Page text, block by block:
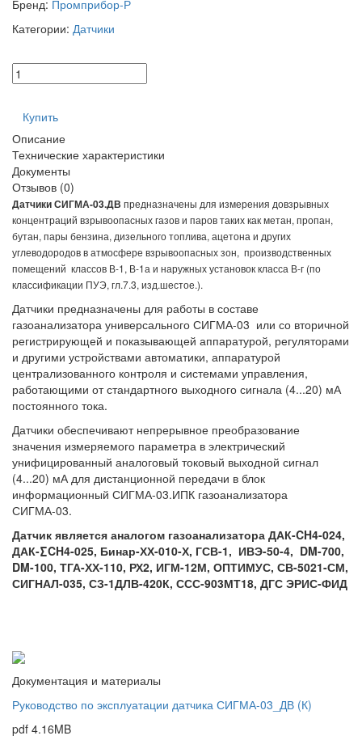
Бренд: Промприбор-Р
Категории: Датчики
Купить
Описание
Технические характеристики
Документы
Отзывов (0)
Датчики СИГМА-03.ДВ предназначены для измерения довзрывных
концентраций взрывоопасных газов и паров таких как метан, пропан,
бутан, пары бензина, дизельного топлива, ацетона и других
углеводородов в атмосфере взрывоопасных зон, производственных
помещений классов В-1, В-1а и наружных установок класса В-г (по
классификации ПУЭ, гл.7.3, изд.шестое.).
Датчики предназначены для работы в составе
газоанализатора универсального СИГМА-03 или со вторичной
регистрирующей и показывающей аппаратурой, регуляторами
и другими устройствами автоматики, аппаратурой
централизованного контроля и системами управления,
работающими от стандартного выходного сигнала (4...20) мА
постоянного тока.
Датчики обеспечивают непрерывное преобразование
значения измеряемого параметра в электрический
унифицированный аналоговый токовый выходной сигнал
(4...20) мА для дистанционной передачи в блок
информационный СИГМА-03.ИПК газоанализатора
СИГМА-03.
Датчик является аналогом газоанализатора ДАК-CH4-024,
ДАК-∑CH4-025, Бинар-ХХ-010-Х, ГСВ-1, ИВЭ-50-4, DM-700,
DM-100, ТГА-ХХ-110, РХ2, ИГМ-12М, ОПТИМУС, СВ-5021-СМ,
СИГНАЛ-035, СЗ-1ДЛВ-420К, ССС-903МТ18, ДГС ЭРИС-ФИД
Документация и материалы
Руководство по эксплуатации датчика СИГМА-03_ДВ (К)
pdf 4.16MB